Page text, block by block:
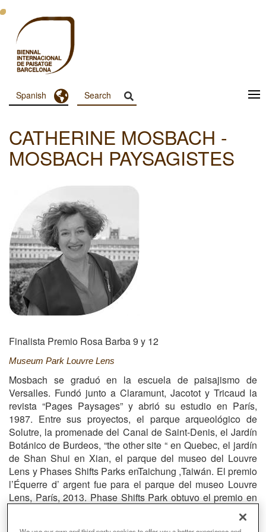
Pasar
contenido
principal
Menu
Principal
Dashboard
Spanish Toggle Dropdown
CATHERINE MOSBACH -
MOSBACH PAYSAGISTES
Finalista Premio Rosa Barba 9 y 12
Museum Park Louvre Lens
Mosbach se graduó en la escuela de paisajismo de
Versalles. Fundó junto a Claramunt, Jacotot y Tricaud la
revista “Pages Paysages” y abrió su estudio en París,
1987. Entre sus proyectos, el parque arqueológico de
Solutre, la promenade del Canal de Saint-Denis, el Jardín
Botánico de Burdeos, “the other site “ en Quebec, el jardín
de Shan Shui en Xian, el parque del museo del Louvre
Lens y Phases Shifts Parks enTaichung ,Taiwán. El premio
l’Équerre d’ argent fue para el parque del museo Louvre
Lens, París, 2013. Phase Shifts Park obtuvo el premio en
la categoría Iconic Concept del German Design Council,
Munich 2014. Mosbach es caballero en la Orden Nacional